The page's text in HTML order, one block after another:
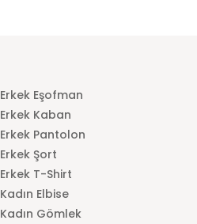
Erkek Eşofman
Erkek Kaban
Erkek Pantolon
Erkek Şort
Erkek T-Shirt
Kadın Elbise
Kadın Gömlek